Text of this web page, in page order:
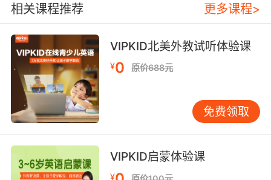
下几个方面来评估其师资力量： 教师资质：了解
教师的学历背景、教学经验以及是否持有相关教
师资格证书，如TESOL、TEFL等。 教学风格：
观察教师的教学风格是否适合孩子，是否能够通
过生动有趣的教学方式吸引孩子的注意力。 师生
互动：了解教师与孩子的互动情况，是否能够及
时解答孩子的疑问，并给予积极的反馈和鼓励。
三、课程设置：个性化需求的满足 课程设置是衡
量一家少儿英语辅导机构是否能够满足孩子个性
化需求的重要标准。科学合理的课程设置不仅能
够帮助孩子系统地学习英语，还能够根据孩子的
相关课程推荐 更多课程>
VIPKID北美外教试听体验课
¥0 原价688元
免费领取
VIPKID启蒙体验课
¥